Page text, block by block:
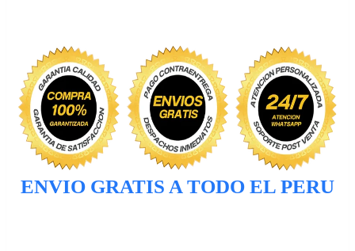
ENVIO GRATIS A TODO EL PERU